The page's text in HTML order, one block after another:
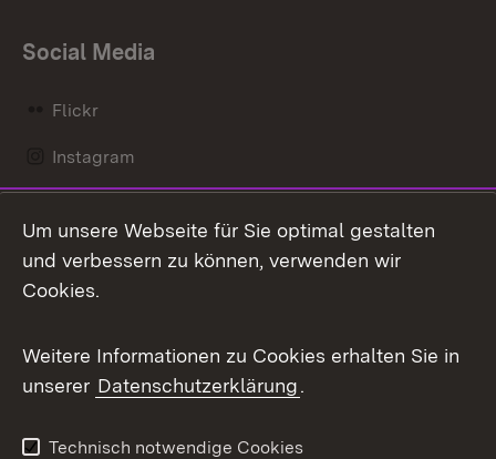
Social Media
Flickr
Instagram
Mastodon
Messenger
Social Wall
X / Twitter
Youtube
Um unsere Webseite für Sie optimal gestalten
und verbessern zu können, verwenden wir
Cookies.
Weitere Informationen zu Cookies erhalten Sie in
unserer Datenschutzerklärung.
Technisch notwendige Cookies